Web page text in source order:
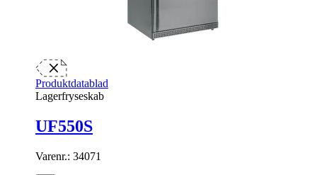
Produktdatablad
Lagerfryseskab
UF550S
Varenr.: 34071